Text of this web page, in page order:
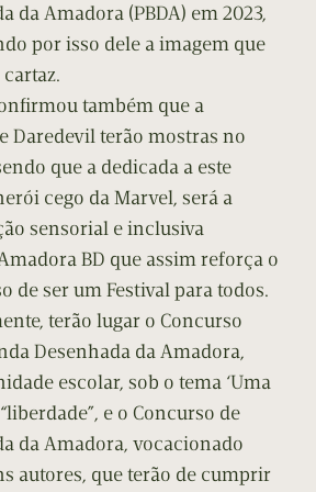
da Amadora (PBDA) em 2023,
por isso dele a imagem que
também que a
Daredevil terão mostras no
que a dedicada a este
cego da Marvel, será a
sensorial e inclusiva
BD que assim reforça o
de ser um Festival para todos.
terão lugar o Concurso
Desenhada da Amadora,
escolar, sob o tema ‘Uma
e o Concurso de
da Amadora, vocacionado
autores, que terão de cumprir